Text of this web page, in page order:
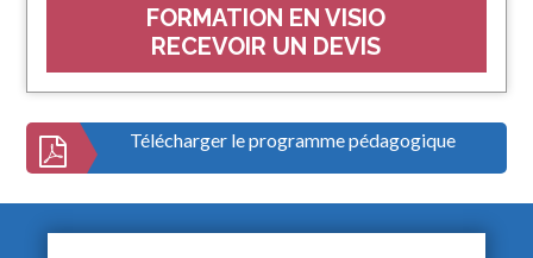
FORMATION EN VISIO
RECEVOIR UN DEVIS
Télécharger le programme pédagogique